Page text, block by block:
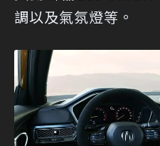
調以及氣氛燈等。